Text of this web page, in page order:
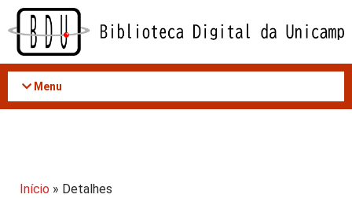
Acessar
conteúdo
Menu
Início » Detalhes